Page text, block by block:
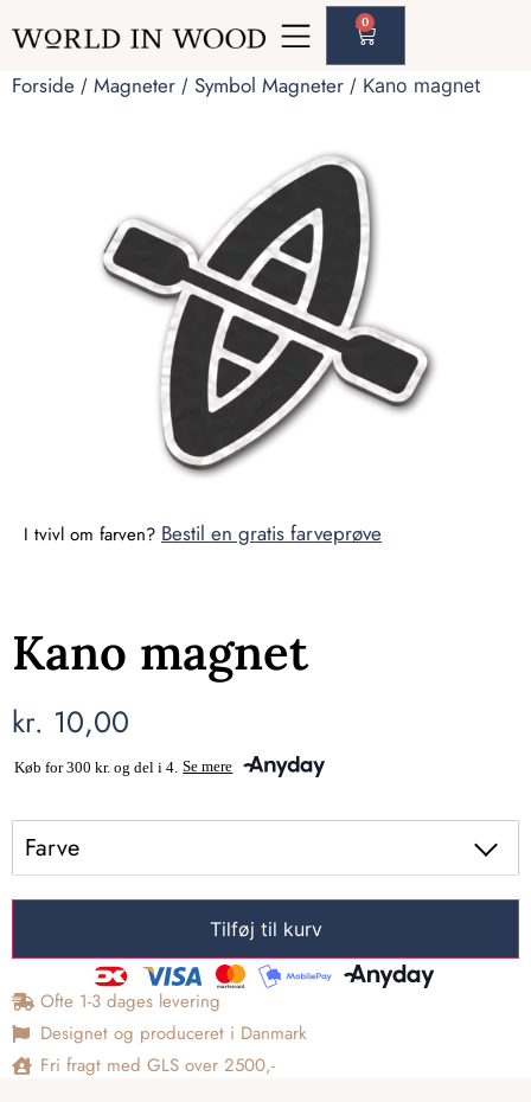
0
Forside / Magneter / Symbol Magneter / Kano magnet
I tvivl om farven? Bestil en gratis farveprøve
Kano magnet
kr. 10,00
Farve
Tilføj til kurv
Ofte 1-3 dages levering
Designet og produceret i Danmark
Fri fragt med GLS over 2500,-